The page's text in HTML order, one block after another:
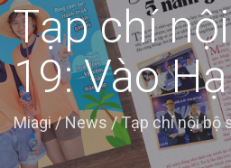
Tạp chí
19: Vào Hạ
Miagi/News/Tạp chí nội bộ